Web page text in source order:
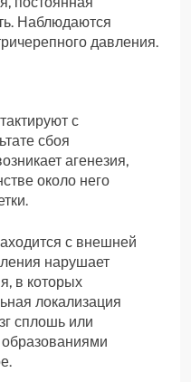
Наблюдаются
давления.
с
сбоя
агенезия,
около него
с внешней
нарушает
в которых
локализация
сплошь или